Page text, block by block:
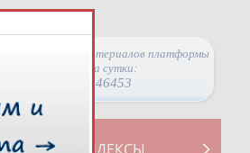
Просмотры материалов платформы
за сутки:
46453